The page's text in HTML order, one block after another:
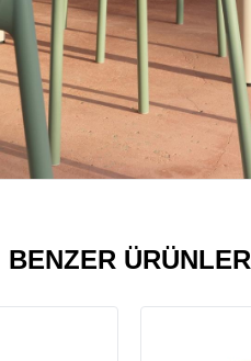
BENZER ÜRÜNLER